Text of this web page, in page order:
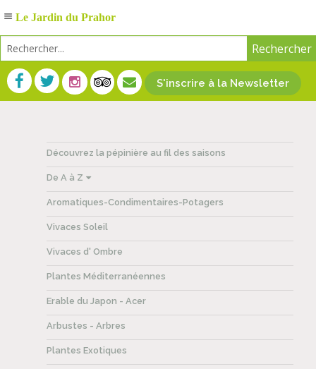
S'inscrire à la Newsletter
Découvrez la pépinière au fil des saisons
De A à Z
Aromatiques-Condimentaires-Potagers
Vivaces Soleil
Vivaces d' Ombre
Plantes Méditerranéennes
Erable du Japon - Acer
Arbustes - Arbres
Plantes Exotiques
Le Jardin du Prahor